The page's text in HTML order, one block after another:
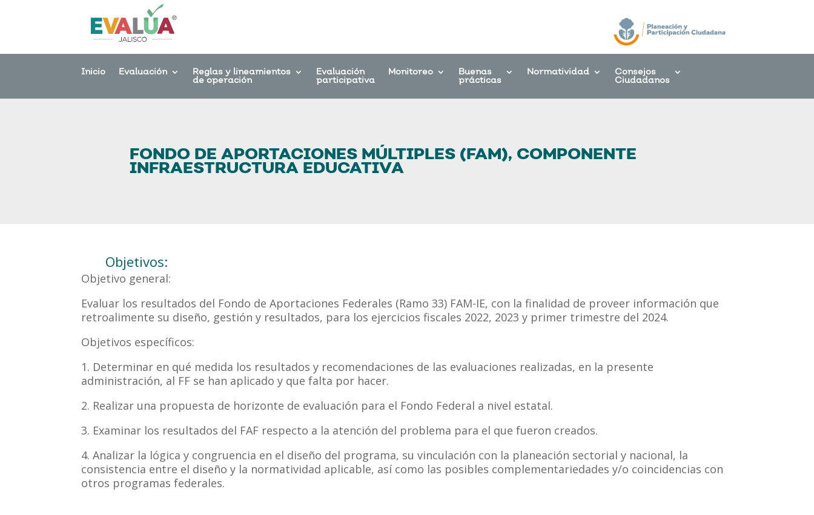
Inicio Evaluación Reglas y lineamientos
de operación
Evaluación
participativa
Monitoreo Buenas
prácticas
Normatividad Consejos
Ciudadanos
FONDO DE APORTACIONES MÚLTIPLES (FAM), COMPONENTE
INFRAESTRUCTURA EDUCATIVA
Objetivos:
Objetivo general:
Evaluar los resultados del Fondo de Aportaciones Federales (Ramo 33) FAM-IE, con la finalidad de proveer información que
retroalimente su diseño, gestión y resultados, para los ejercicios fiscales 2022, 2023 y primer trimestre del 2024.
Objetivos específicos:
1. Determinar en qué medida los resultados y recomendaciones de las evaluaciones realizadas, en la presente
administración, al FF se han aplicado y que falta por hacer.
2. Realizar una propuesta de horizonte de evaluación para el Fondo Federal a nivel estatal.
3. Examinar los resultados del FAF respecto a la atención del problema para el que fueron creados.
4. Analizar la lógica y congruencia en el diseño del programa, su vinculación con la planeación sectorial y nacional, la
consistencia entre el diseño y la normatividad aplicable, así como las posibles complementariedades y/o coincidencias con
otros programas federales.